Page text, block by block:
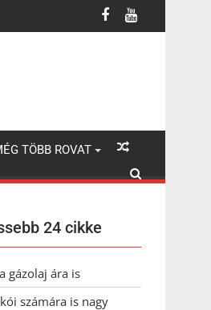
is némileg megváltozik
TÖBB ROVAT
24 cikke
gázolaj ára is
számára is nagy